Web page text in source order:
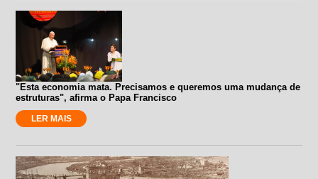
"Esta economia mata. Precisamos e queremos uma mudança de
estruturas", afirma o Papa Francisco
LER MAIS